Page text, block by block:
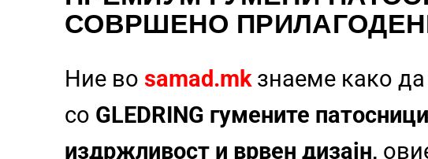
СОВРШЕНО
Ние во samad.mkзнаеме како да
со GLEDRING гумените
издржливост и врвен дизајн,